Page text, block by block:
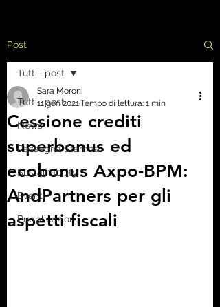
Post
Tutti i post
News
Rassegna Stampa
Sustainability
Eventi
Pubblicazioni
Tutti i post
Cessione crediti
superbonus ed
ecobonus Axpo-BPM:
AndPartners per gli
aspetti fiscali
Sara Moroni
11 gen 2021Tempo di lettura: 1 min